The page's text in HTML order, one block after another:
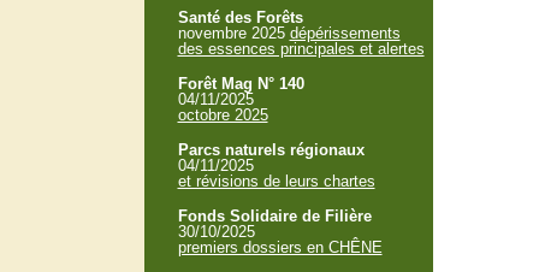
Santé des Forêts
novembre 2025 dépérissements
des essences principales et alertes
Forêt Mag N° 140
04/11/2025
octobre 2025
Parcs naturels régionaux
04/11/2025
et révisions de leurs chartes
Fonds Solidaire de Filière
30/10/2025
premiers dossiers en CHÊNE